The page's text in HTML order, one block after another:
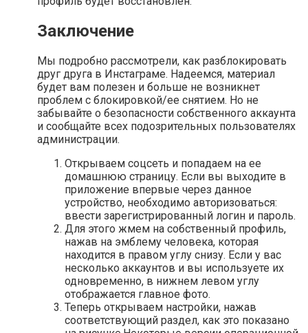
Заключение
Мы подробно рассмотрели, как разблокировать
друг друга в Инстаграме. Надеемся, материал
будет вам полезен и больше не возникнет
проблем с блокировкой/ее снятием. Но не
забывайте о безопасности собственного аккаунта
и сообщайте всех подозрительных пользователях
администрации.
Открываем соцсеть и попадаем на ее
домашнюю страницу. Если вы выходите в
приложение впервые через данное
устройство, необходимо авторизоваться:
ввести зарегистрированный логин и пароль.
Для этого жмем на собственный профиль,
нажав на эмблему человека, которая
находится в правом углу снизу. Если у вас
несколько аккаунтов и вы используете их
одновременно, в нижнем левом углу
отображается главное фото.
Теперь открываем настройки, нажав
соответствующий раздел, как это показано